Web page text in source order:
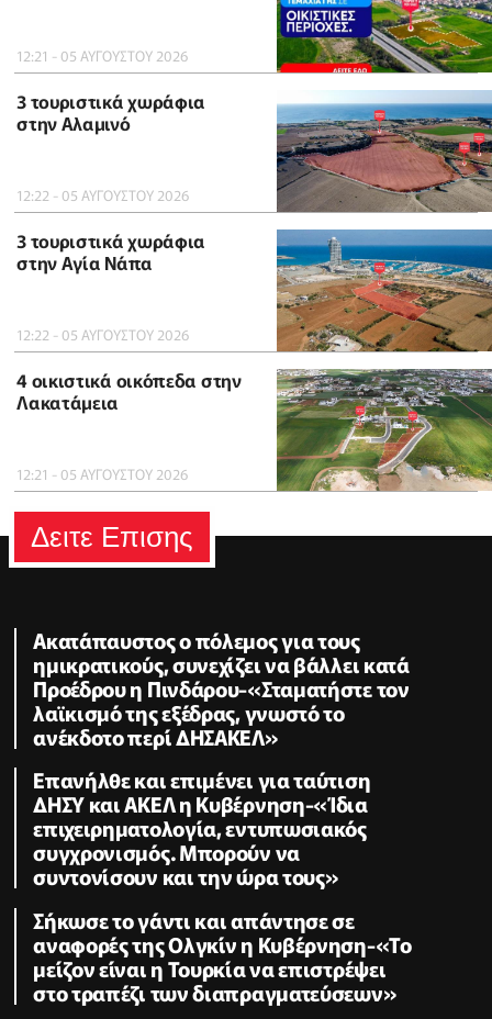
12:21 - 05 ΑΥΓΟΥΣΤΟΥ 2026
3 τουριστικά χωράφια
στην Αλαμινό
12:22 - 05 ΑΥΓΟΥΣΤΟΥ 2026
3 τουριστικά χωράφια
στην Αγία Νάπα
12:22 - 05 ΑΥΓΟΥΣΤΟΥ 2026
4 οικιστικά οικόπεδα στην
Λακατάμεια
12:21 - 05 ΑΥΓΟΥΣΤΟΥ 2026
Δειτε Επισης
Ακατάπαυστος ο πόλεμος για τους
ημικρατικούς, συνεχίζει να βάλλει κατά
Προέδρου η Πινδάρου-«Σταματήστε τον
λαϊκισμό της εξέδρας, γνωστό το
ανέκδοτο περί ΔΗΣΑΚΕΛ»
Επανήλθε και επιμένει για ταύτιση
ΔΗΣΥ και ΑΚΕΛ η Κυβέρνηση-«Ίδια
επιχειρηματολογία, εντυπωσιακός
συγχρονισμός. Μπορούν να
συντονίσουν και την ώρα τους»
Σήκωσε το γάντι και απάντησε σε
αναφορές της Ολγκίν η Κυβέρνηση-«Το
μείζον είναι η Τουρκία να επιστρέψει
στο τραπέζι των διαπραγματεύσεων»